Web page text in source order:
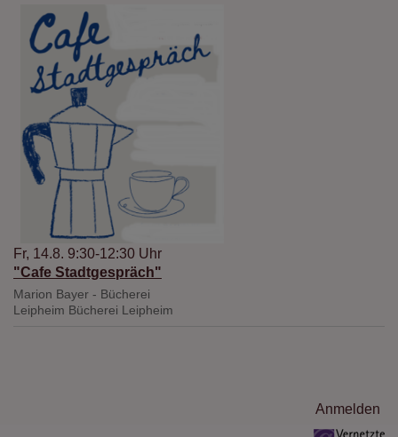
Fr, 14.8. 9:30-12:30 Uhr
"Cafe Stadtgespräch"
Marion Bayer - Bücherei
Leipheim Bücherei Leipheim
Anmelden